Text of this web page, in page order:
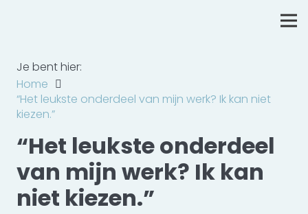
Je bent hier:
Home
“Het leukste onderdeel van mijn werk? Ik kan niet
kiezen.”
“Het leukste onderdeel
van mijn werk? Ik kan
niet kiezen.”